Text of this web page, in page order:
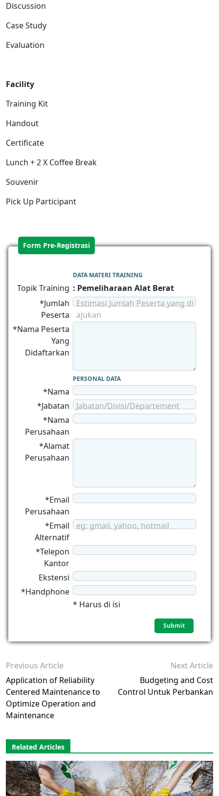
Discussion
Case Study
Evaluation
Facility
Training Kit
Handout
Certificate
Lunch + 2 X Coffee Break
Souvenir
Pick Up Participant
Form Pre-Registrasi
DATA MATERI TRAINING
Topik Training : Pemeliharaan Alat Berat
*Jumlah
Peserta
Estimasi Jumlah Peserta yang di
ajukan
*Nama Peserta
Yang
Didaftarkan
PERSONAL DATA
*Nama
*Jabatan
Jabatan/Divisi/Departement
*Nama
Perusahaan
*Alamat
Perusahaan
*Email
Perusahaan
*Email
Alternatif
eg: gmail, yahoo, hotmail
*Telepon
Kantor
Ekstensi
*Handphone
* Harus di isi
Previous Article
Application of Reliability
Centered Maintenance to
Optimize Operation and
Maintenance
Next Article
Budgeting and Cost
Control Untuk Perbankan
Related Articles